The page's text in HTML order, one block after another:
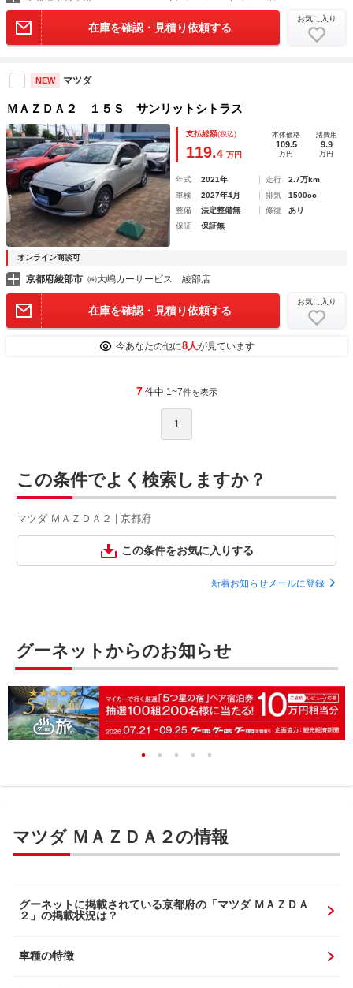
在庫を確認・見積り依頼する
お気に入り
NEW マツダ
ＭＡＺＤＡ２ １５Ｓ サンリットシトラス
支払総額(税込)
119.4 万円
本体価格
109.5
万円
諸費用
9.9
万円
年式 2021年 走行
2.7万km
車検
2027年4月 排気
1500cc
整備
法定整備無 修復
あり
保証
保証無
オンライン商談可
京都府綾部市 ㈱大嶋カーサービス 綾部店
在庫を確認・見積り依頼する
お気に入り
今あなたの他に8人が見ています
7 件中 1~7件を表示
1
この条件でよく検索しますか？
マツダ ＭＡＺＤＡ２ | 京都府
この条件をお気に入りする
新着お知らせメールに登録
グーネットからのお知らせ
マツダ ＭＡＺＤＡ２の情報
グーネットに掲載されている京都府の「マツダ ＭＡＺＤＡ
２」の掲載状況は？
車種の特徴